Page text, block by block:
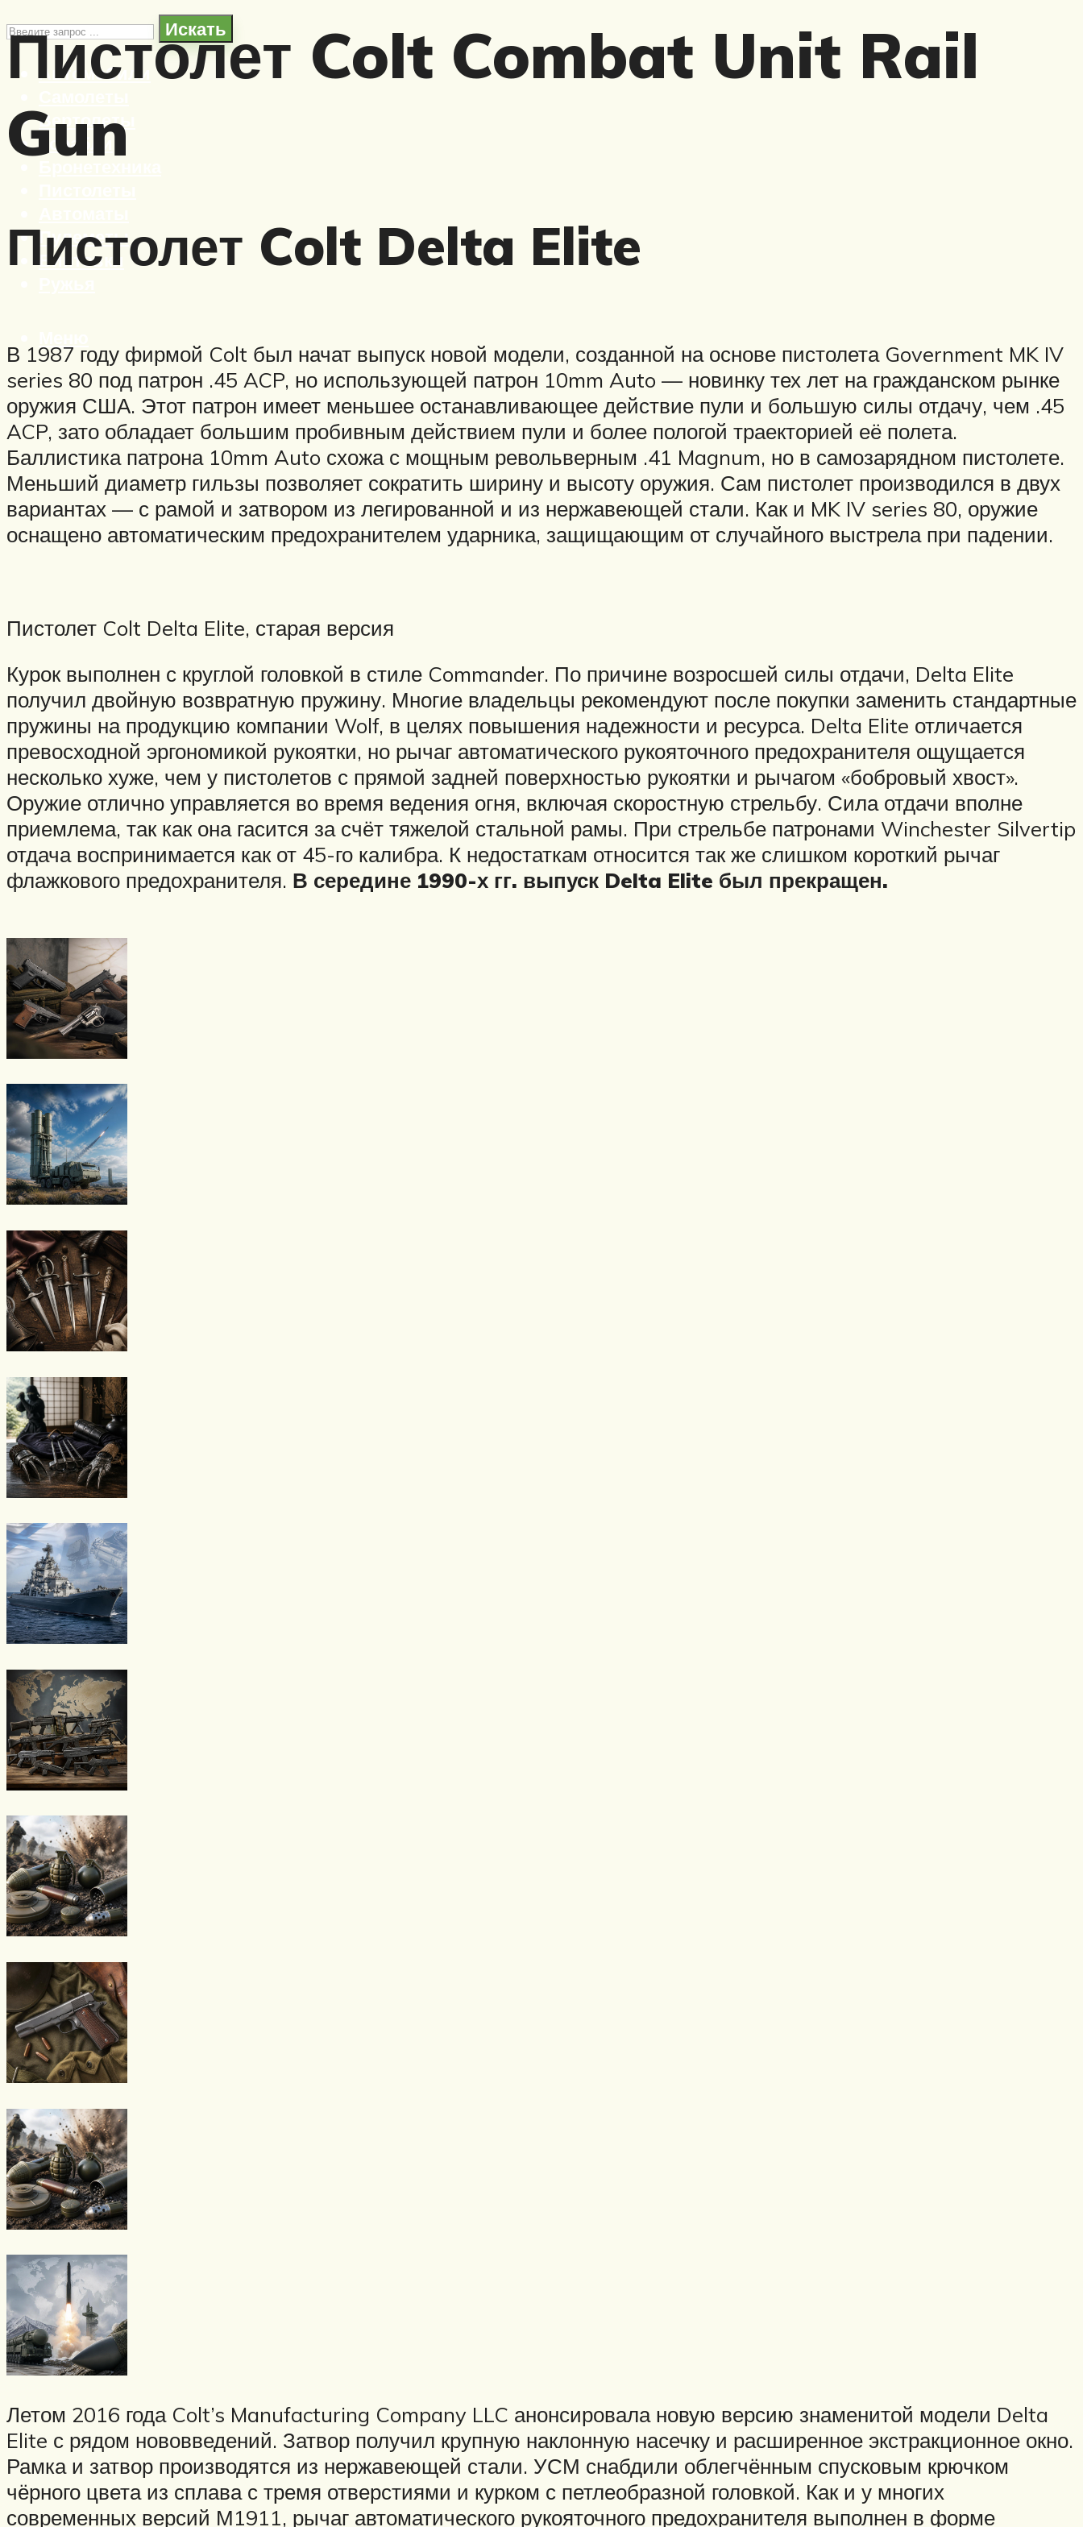
Искать
Автомобили
Вертолеты
Корабли
Пулеметы
Винтовки
Пистолет Colt Combat Unit Rail
Gun
Пистолет Colt Delta Elite
В 1987 году фирмой Colt был начат выпуск новой модели, созданной на основе пистолета Government MK IV
series 80 под патрон .45 ACP, но использующей патрон 10mm Auto — новинку тех лет на гражданском рынке
оружия США. Этот патрон имеет меньшее останавливающее действие пули и большую силы отдачу, чем .45
ACP, зато обладает большим пробивным действием пули и более пологой траекторией её полета.
Баллистика патрона 10mm Auto схожа с мощным револьверным .41 Magnum, но в самозарядном пистолете.
Меньший диаметр гильзы позволяет сократить ширину и высоту оружия. Сам пистолет производился в двух
вариантах — с рамой и затвором из легированной и из нержавеющей стали. Как и MK IV series 80, оружие
оснащено автоматическим предохранителем ударника, защищающим от случайного выстрела при падении.
Пистолет Colt Delta Elite, старая версия
Курок выполнен с круглой головкой в стиле Commander. По причине возросшей силы отдачи, Delta Elite
получил двойную возвратную пружину. Многие владельцы рекомендуют после покупки заменить стандартные
пружины на продукцию компании Wolf, в целях повышения надежности и ресурса. Delta Elite отличается
превосходной эргономикой рукоятки, но рычаг автоматического рукояточного предохранителя ощущается
несколько хуже, чем у пистолетов с прямой задней поверхностью рукоятки и рычагом «бобровый хвост».
Оружие отлично управляется во время ведения огня, включая скоростную стрельбу. Сила отдачи вполне
приемлема, так как она гасится за счёт тяжелой стальной рамы. При стрельбе патронами Winchester Silvertip
отдача воспринимается как от 45-го калибра. К недостаткам относится так же слишком короткий рычаг
флажкового предохранителя. В середине 1990-х гг. выпуск Delta Elite был прекращен.
Летом 2016 года Colt’s Manufacturing Company LLC анонсировала новую версию знаменитой модели Delta
Elite с рядом нововведений. Затвор получил крупную наклонную насечку и расширенное экстракционное окно.
Рамка и затвор производятся из нержавеющей стали. УСМ снабдили облегчённым спусковым крючком
чёрного цвета из сплава с тремя отверстиями и курком с петлеобразной головкой. Как и у многих
современных версий М1911, рычаг автоматического рукояточного предохранителя выполнен в форме